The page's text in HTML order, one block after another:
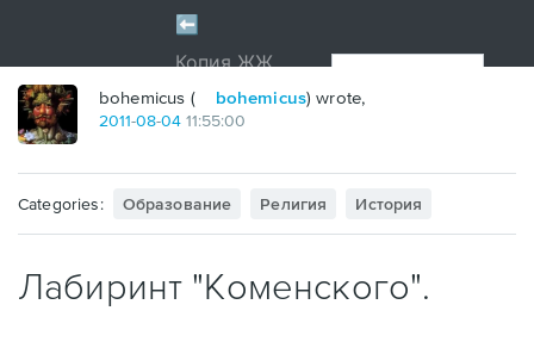
bohemicus ( bohemicus) wrote,
2011-08-04 11:55:00
Categories: Образование Религия История
Лабиринт "Коменского".